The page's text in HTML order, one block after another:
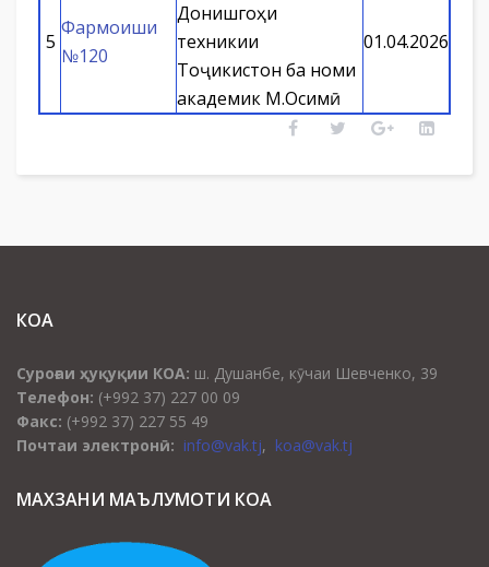
5
Фармоиши
№120
Донишгоҳи
техникии
Тоҷикистон ба номи
академик М.Осимӣ
01.04.2026
КОА
Суроғаи ҳуқуқии КОА: ш. Душанбе, кӯчаи Шевченко, 39
Телефон: (+992 37) 227 00 09
Факс: (+992 37) 227 55 49
Почтаи электронӣ: info@vak.tj, koa@vak.tj
МАХЗАНИ МАЪЛУМОТИ КОА